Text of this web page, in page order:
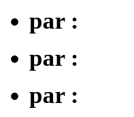
par :
par :
par :